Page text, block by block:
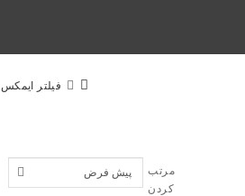
فیلتر ایمکس
مرتب
کردن